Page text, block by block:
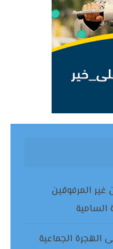
غير المرفوقين
السامية
الجماعية